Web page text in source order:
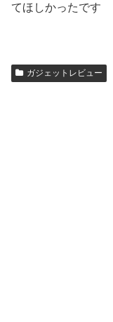
てほしかったです
ガジェットレビュー